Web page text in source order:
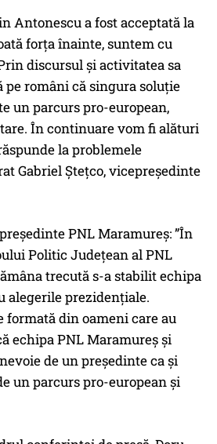
Antonescu a fost acceptată la
forța înainte, suntem cu
discursul și activitatea sa
pe români că singura soluție
un parcurs pro-european,
În continuare vom fi alături
la problemele
Gabriel Ștețco, vicepreședinte
PNL Maramureș: ”În
Politic Județean al PNL
trecută s-a stabilit echipa
alegerile prezidențiale.
formată din oameni care au
echipa PNL Maramureș și
de un președinte ca și
un parcurs pro-european și